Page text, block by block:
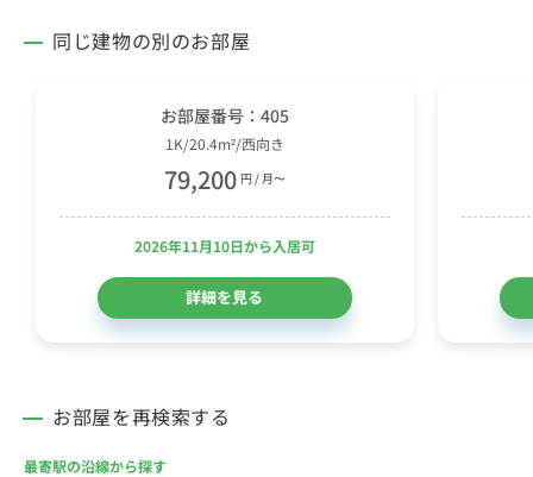
同じ建物の別のお部屋
お部屋番号：405
1K/20.4m²/西向き
79,200 円 / 月〜
2026年11月10日から入居可
詳細を見る
お部屋を再検索する
最寄駅の沿線から探す